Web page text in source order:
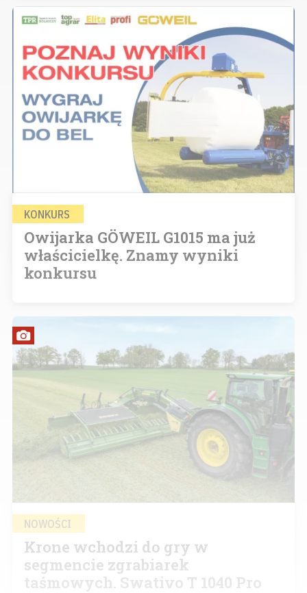
KONKURS
Owijarka GÖWEIL G1015 ma już
właścicielkę. Znamy wyniki
konkursu
NOWOŚCI
Krone wchodzi do gry w
segmencie zgrabiarek
taśmowych. Swativo T 1040 Pro